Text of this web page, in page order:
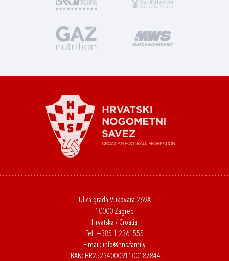
Ulica grada Vukovara 269A
10000 Zagreb
Hrvatska / Croatia
Tel: +385 1 2361555
E-mail: info@hns.family
IBAN: HR2523400091100187844